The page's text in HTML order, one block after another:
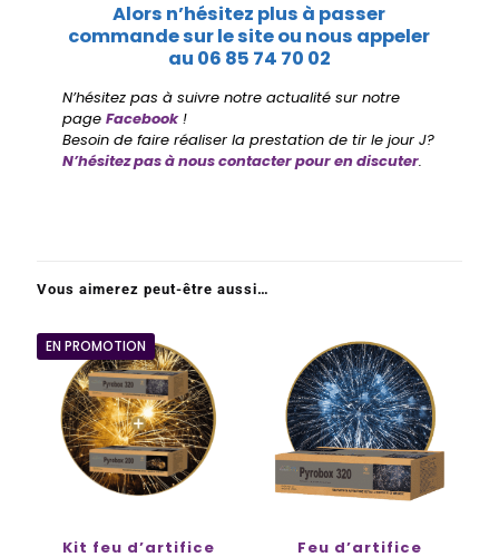
Alors n’hésitez plus à passer
commande sur le site ou nous appeler
au 06 85 74 70 02
N’hésitez pas à suivre notre actualité sur notre
pageFacebook!
Besoin de faire réaliser la prestation de tir le jour J?
N’hésitez pas à nous contacter pour en discuter.
Vous aimerez peut-être aussi…
EN PROMOTION
Kit feu d’artifice
Feu d’artifice